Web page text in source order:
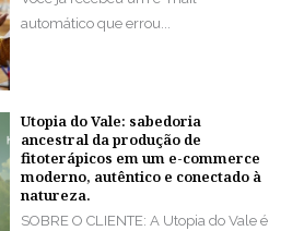
automático que errou...
Utopia do Vale: sabedoria
ancestral da produção de
fitoterápicos em um e-commerce
moderno, autêntico e conectado à
natureza.
SOBRE O CLIENTE: A Utopia do Vale é